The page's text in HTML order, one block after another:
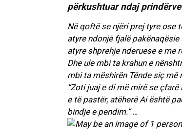
përkushtuar ndaj
Në qoftë se njëri prej tyre ose
atyre ndonjë fjalë pakënaqësie
atyre shprehje nderuese e me
Dhe ule mbi ta krahun e
mbi ta mëshirën Tënde siç më
“Zoti juaj e di më mirë se
e të pastër, atëherë Ai është
bindje e pendim.” …